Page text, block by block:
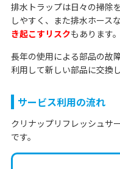
排水トラップは日々の掃除
しやすく、また排水ホース
き起こすリスクもあります。
長年の使用による部品の故
利用して新しい部品に交換
サービス利用の流れ
クリナップリフレッシュサ
です。